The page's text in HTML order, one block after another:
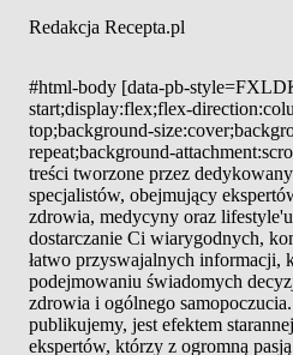
Redakcja Recepta.pl
#html-body [data-pb-
start;display:flex;flex-
top;background-
repeat;background-
treści tworzone przez
specjalistów, obejmujący
zdrowia, medycyny oraz
dostarczanie Ci wiarygodnych,
łatwo przyswajalnych informacji,
podejmowaniu świadomych
zdrowia i ogólnego
publikujemy, jest efektem
ekspertów, którzy z ogromną